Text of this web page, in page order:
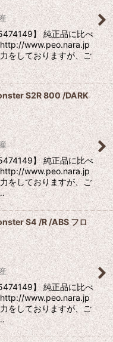
】 純正品に比べ
http://www.peo.nara.jp
をしておりますが、ご
S2R 800 /DARK
】 純正品に比べ
http://www.peo.nara.jp
をしておりますが、ご
S4 /R /ABS フロ
】 純正品に比べ
http://www.peo.nara.jp
をしておりますが、ご